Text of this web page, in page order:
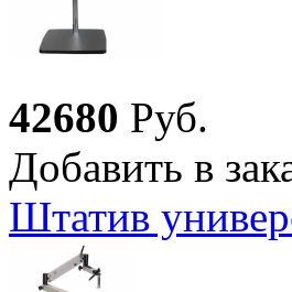
42680 Руб.
Добавить в
Штатив